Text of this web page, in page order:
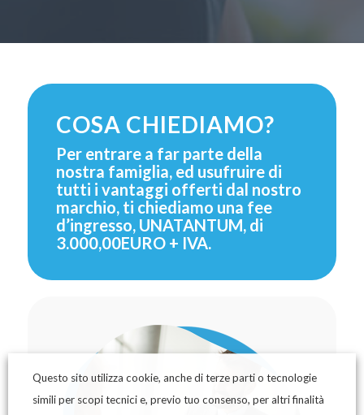
COSA CHIEDIAMO?
Per entrare a far parte della
nostra famiglia, ed usufruire di
tutti i vantaggi offerti dal nostro
marchio, ti chiediamo una fee
d’ingresso, UNATANTUM, di
3.000,00EURO + IVA.
Questo sito utilizza cookie, anche di terze parti o tecnologie
simili per scopi tecnici e, previo tuo consenso, per altri finalità